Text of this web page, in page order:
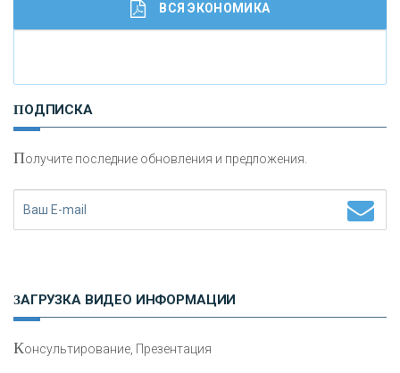
И
сохранения и увеличения капитала
ВСЯ ЭКОНОМИКА
ПОДПИСКА
Получите последние обновления и предложения.
ЗАГРУЗКА ВИДЕО ИНФОРМАЦИИ
Консультирование, Презентация